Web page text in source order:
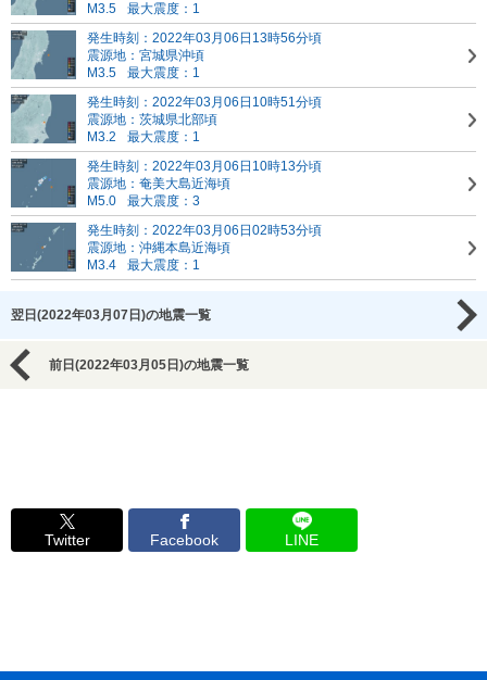
M3.5
最大震度：1
発生時刻：2022年03月06日13時56分頃
震源地：宮城県沖頃
M3.5
最大震度：1
発生時刻：2022年03月06日10時51分頃
震源地：茨城県北部頃
M3.2
最大震度：1
発生時刻：2022年03月06日10時13分頃
震源地：奄美大島近海頃
M5.0
最大震度：3
発生時刻：2022年03月06日02時53分頃
震源地：沖縄本島近海頃
M3.4
最大震度：1
翌日(2022年03月07日)の地震一覧
前日(2022年03月05日)の地震一覧
Twitter Facebook LINE